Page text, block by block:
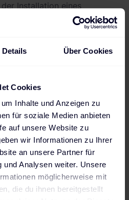
Details Über Cookies
Cookies
Inhalte und Anzeigen zu
für soziale Medien anbieten
auf unsere Website zu
wir Informationen zu Ihrer
an unsere Partner für
und Analysen weiter. Unsere
möglicherweise mit
die du ihnen bereitgestellt
Installation eines
zunächst einehöhere
. Diese umfasst etwa den
Gebühren für die
Verteiler beziehungsweise
zusätzlicher Stromtariffür
notwendig. Zu
dass bei einem
marktüblichen Preise
dass die Zahl der zu
steigen wird,
einen